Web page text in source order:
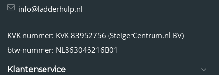
info@ladderhulp.nl
KVK nummer: KVK 83952756 (SteigerCentrum.nl BV)
btw-nummer: NL863046216B01
Klantenservice